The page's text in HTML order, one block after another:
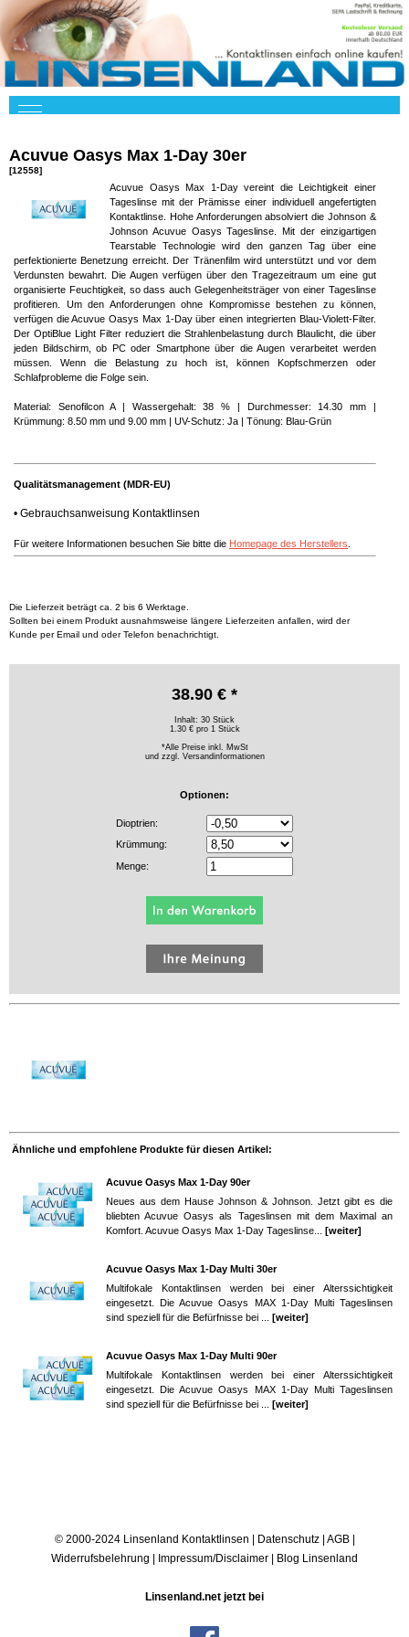
Acuvue Oasys Max 1-Day 30er
[12558]
Acuvue Oasys Max 1-Day vereint die Leichtigkeit einer
Tageslinse mit der Prämisse einer individuell angefertigten
Kontaktlinse. Hohe Anforderungen absolviert die Johnson &
Johnson Acuvue Oasys Tageslinse. Mit der einzigartigen
Tearstable Technologie wird den ganzen Tag über eine
perfektionierte Benetzung erreicht. Der Tränenfilm wird unterstützt und vor dem
Verdunsten bewahrt. Die Augen verfügen über den Tragezeitraum um eine gut
organisierte Feuchtigkeit, so dass auch Gelegenheitsträger von einer Tageslinse
profitieren. Um den Anforderungen ohne Kompromisse bestehen zu können,
verfügen die Acuvue Oasys Max 1-Day über einen integrierten Blau-Violett-Filter.
Der OptiBlue Light Filter reduziert die Strahlenbelastung durch Blaulicht, die über
jeden Bildschirm, ob PC oder Smartphone über die Augen verarbeitet werden
müssen. Wenn die Belastung zu hoch ist, können Kopfschmerzen oder
Schlafprobleme die Folge sein.
Material: Senofilcon A | Wassergehalt: 38 % | Durchmesser: 14.30 mm |
Krümmung: 8.50 mm und 9.00 mm | UV-Schutz: Ja | Tönung: Blau-Grün
Qualitätsmanagement (MDR-EU)
• Gebrauchsanweisung Kontaktlinsen
Für weitere Informationen besuchen Sie bitte die Homepage des Herstellers
Die Lieferzeit beträgt ca. 2 bis 6 Werktage.
Sollten bei einem Produkt ausnahmsweise längere Lieferzeiten anfallen, wird der
Kunde per Email und oder Telefon benachrichtigt.
38.90 € *
Inhalt: 30 Stück
1.30 € pro 1 Stück
*Alle Preise inkl. MwSt
und zzgl. Versandinformationen
Optionen:
Dioptrien:
Krümmung:
Menge:
Ähnliche und empfohlene Produkte für diesen Artikel:
Acuvue Oasys Max 1-Day 90er
Neues aus dem Hause Johnson & Johnson. Jetzt gibt es die
bliebten Acuvue Oasys als Tageslinsen mit dem Maximal an
Komfort. Acuvue Oasys Max 1-Day Tageslinse... [weiter]
Acuvue Oasys Max 1-Day Multi 30er
Multifokale Kontaktlinsen werden bei einer Alterssichtigkeit
eingesetzt. Die Acuvue Oasys MAX 1-Day Multi Tageslinsen
sind speziell für die Befürfnisse bei ... [weiter]
Acuvue Oasys Max 1-Day Multi 90er
Multifokale Kontaktlinsen werden bei einer Alterssichtigkeit
eingesetzt. Die Acuvue Oasys MAX 1-Day Multi Tageslinsen
sind speziell für die Befürfnisse bei ... [weiter]
© 2000-2024 Linsenland Kontaktlinsen | Datenschutz| AGB|
Widerrufsbelehrung | Impressum/Disclaimer | Blog Linsenland
Linsenland.net jetzt bei